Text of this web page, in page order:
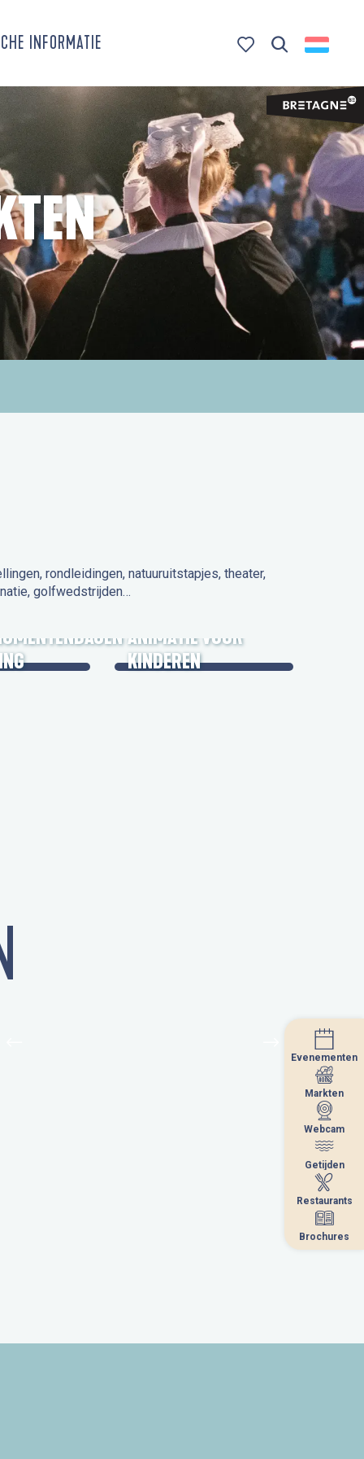
INFORMATIE
Evenementen
Markten
Webcam
Getijden
Restaurants
Brochures
rondleidingen, natuuruitstapjes, theater,
golfwedstrijden…
ANIMATIE VOOR
KINDEREN